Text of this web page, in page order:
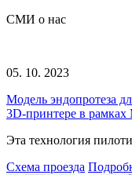
СМИ о нас
05. 10. 2023
Модель эндопротеза
3D-принтере в рамках
Эта технология
Схема проезда